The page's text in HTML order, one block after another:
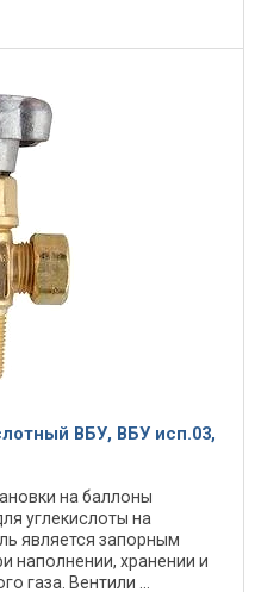
ВБУ, ВБУ исп.03,
на баллоны
углекислоты на
является запорным
наполнении, хранении и
газа. Вентили ...